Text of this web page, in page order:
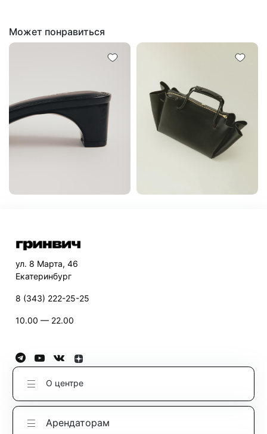
Может понравиться
ул. 8 Марта, 46
Екатеринбург
8 (343) 222-25-25
10.00 — 22.00
О центре
Арендаторам